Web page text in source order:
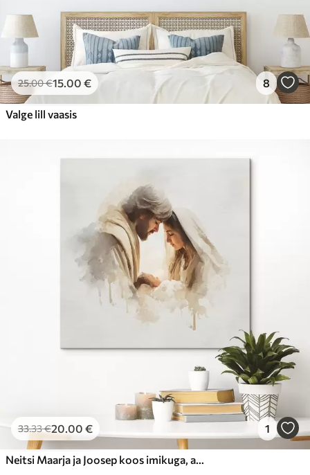
25.00€15.00 € 8
Valge lill vaasis
33.33€20.00 € 1
Neitsi Maarja ja Joosep koos imikuga, akvarellistiilis